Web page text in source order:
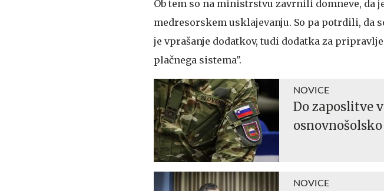
Ob tem so na ministrstvu zavrnili domneve, da
medresorskem usklajevanju. So pa potrdili, da
je vprašanje dodatkov, tudi dodatka za
plačnega sistema".
NOVICE
Do zaposlitve
NOVICE